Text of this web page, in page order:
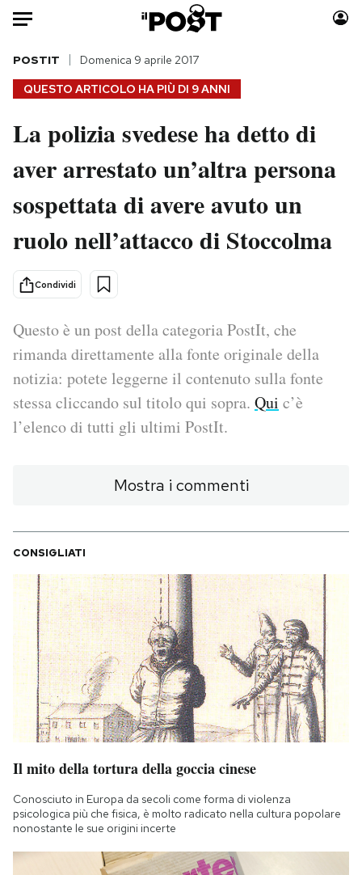
Auto
HOME
Italia
Politica
Tecnologia
Scienza
Cultura
Economia
Sport
Moda
Consumismi
Storie/Idee
Media
Mondiali calcio 2026
PODCAST
SHOP
CALENDARIO
AREA PERSONALE
Area Personale
Newsletter
Notifiche mobile
Esci
QUESTO ARTICOLO HA PIÙ DI 9 ANNI
POSTIT Domenica 9 aprile 2017
La polizia svedese ha detto di
aver arrestato un’altra persona
sospettata di avere avuto un
ruolo nell’attacco di Stoccolma
Condividi
Questo è un post della categoria PostIt, che
rimanda direttamente alla fonte originale della
notizia: potete leggerne il contenuto sulla fonte
stessa cliccando sul titolo qui sopra. Qui c’è
l’elenco di tutti gli ultimi PostIt.
Mostra i commenti
CONSIGLIATI
Il mito della tortura della goccia cinese
Conosciuto in Europa da secoli come forma di violenza
psicologica più che fisica, è molto radicato nella cultura popolare
nonostante le sue origini incerte